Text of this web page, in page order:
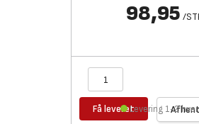
98,95 /
Få leveretLevering 1-2